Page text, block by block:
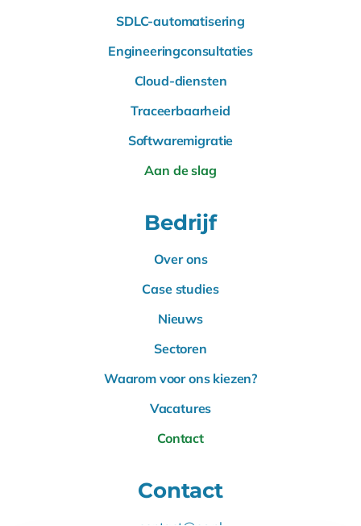
SDLC-automatisering
Engineeringconsultaties
Cloud-diensten
Traceerbaarheid
Softwaremigratie
Aan de slag
Bedrijf
Over ons
Case studies
Nieuws
Sectoren
Waarom voor ons kiezen?
Vacatures
Contact
Contact